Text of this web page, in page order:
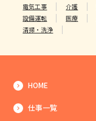
電気工事
介護
設備運転
医療
清掃・洗浄
HOME
仕事一覧